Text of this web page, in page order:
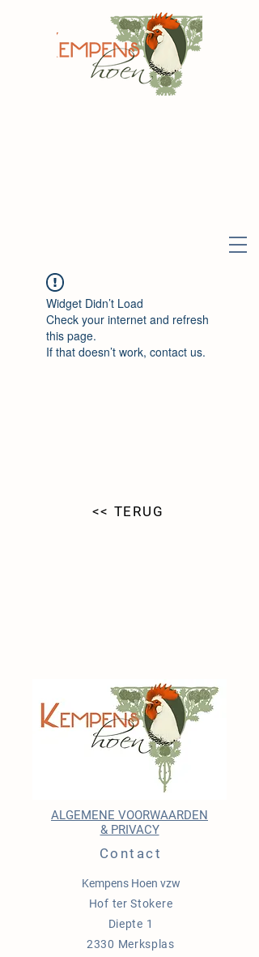
Widget Didn’t Load
Check your internet and refresh
this page.
If that doesn’t work, contact us.
<< TERUG
ALGEMENE VOORWAARDEN
& PRIVACY
Contact
Kempens Hoen vzw
Hof ter Stokere
Diepte 1
2330 Merksplas